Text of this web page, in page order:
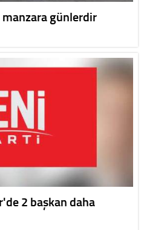
günlerdir
2 başkan daha